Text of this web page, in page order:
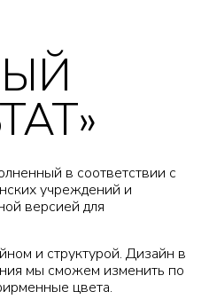
в соответствии с
учреждений и
версией для
и структурой. Дизайн в
мы сможем изменить по
цвета.